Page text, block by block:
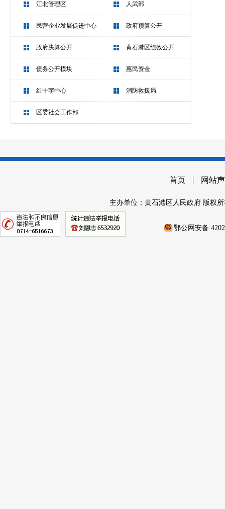
江北管理区 人武部
民营企业发展促进中心 政府预算公开
政府决算公开 黄石港区绩效公开
债务公开模块 惠民资金
红十字中心 消防救援局
区委社会工作部
首页 | 网站
主办单位：黄石港区人民政府 版权
鄂公网安备